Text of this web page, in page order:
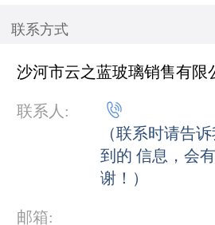
联系方式
沙河市云之蓝玻璃销售有限
联系人: 
（联系时请告
到的 信息，会
谢！）
邮箱: